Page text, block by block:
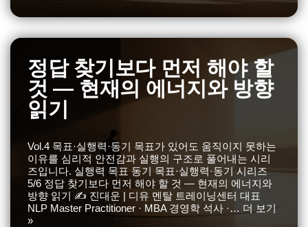
정답 찾기보다 먼저 해야 할
것 — 현재의 에너지와 방향
읽기
Vol.4 목표·실행력·동기 목표가 있어도 움직이지 못하는
이유를 심리적 안전감과 실행의 구조로 풀어내는 시리
즈입니다. 실행력 목표 동기 목표·실행력·동기 시리즈
5/6 정답 찾기보다 먼저 해야 할 것 — 현재의 에너지와
방향 읽기 ✍️ 진대운 | 디유 멘탈 트레이닝센터 대표
NLP Master Practitioner · MBA 경영학 석사 ·… 더 보기
»